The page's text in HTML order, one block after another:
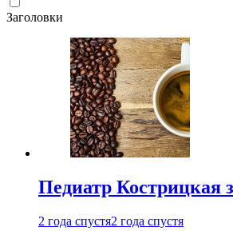
Заголовки
Педиатр Кострицкая
2 года спустя2 года спустя